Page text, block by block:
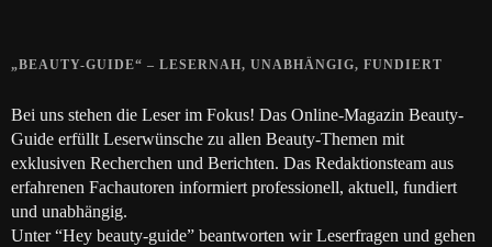
„BEAUTY-GUIDE“ – LESERNAH, UNABHÄNGIG, FUNDIERT
Bei uns stehen die Leser im Fokus! Das Online-Magazin Beauty-
Guide erfüllt Leserwünsche zu allen Beauty-Themen mit
exklusiven Recherchen und Berichten. Das Redaktionsteam aus
erfahrenen Fachautoren informiert professionell, aktuell, fundiert
und unabhängig.
Unter “Hey beauty-guide” beantworten wir Leserfragen und gehen